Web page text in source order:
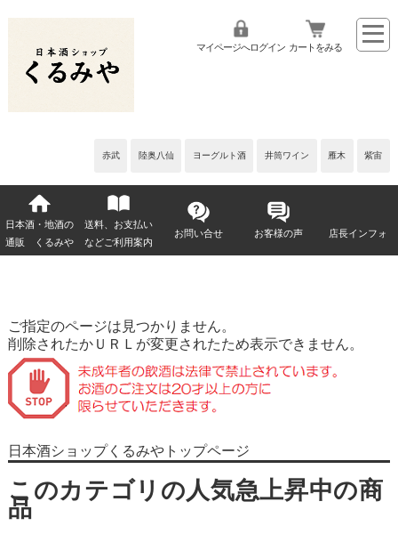
赤武 陸奥八仙 ヨーグルト酒 井筒ワイン 雁木 紫宙
マイページへログイン カートをみる
日本酒・地酒の
通販 くるみや
送料、お支払い
などご利用案内
お問い合せ お客様の声 店長インフォ
ご指定のページは見つかりません。
削除されたかＵＲＬが変更されたため表示できません。
日本酒ショップくるみやトップページ